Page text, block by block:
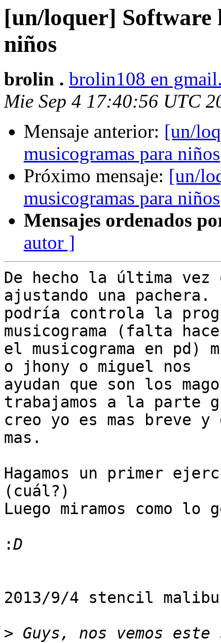
[un/loquer] Software
niños
brolin . brolin108 en
Mie Sep 4 17:40:56 UTC
Mensaje anterior: [un/
musicogramas para niños
Próximo mensaje: [un/
musicogramas para niños
Mensajes ordenados
autor ]
De hecho la última vez
ajustando una pachera.
podría controla la
musicograma (falta
el musicograma en pd)
o jhony o miguel nos
ayudan que son los
trabajamos a la parte
creo yo es mas breve y
mas.
Hagamos un primer
(cuál?)
Luego miramos como lo
:
2013/9/4 stencil
> Guys, nos vemos este